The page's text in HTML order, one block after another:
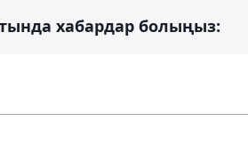
хабардар болыңыз: